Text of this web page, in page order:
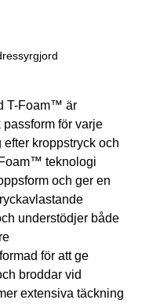
T-Foam™ är
för varje
efter kroppstryck och
teknologi
och ger en
understödjer både
för att ge
broddar vid
extensiva täckning